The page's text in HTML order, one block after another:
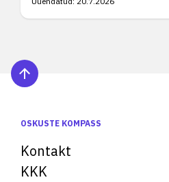
OSKUSTE KOMPASS
Kontakt
KKK